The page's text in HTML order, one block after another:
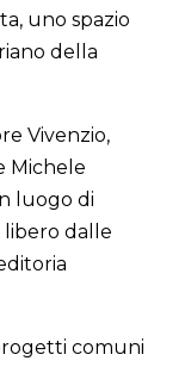
uno spazio
della
Vivenzio,
Michele
luogo di
libero dalle
comuni